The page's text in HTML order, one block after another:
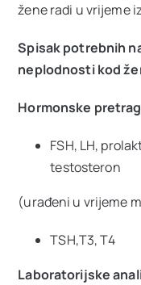
žene radi u vrijeme
Spisak potrebnih
neplodnosti kod
Hormonske
FSH, LH,
testosteron
(urađeni u vrijeme
TSH,T3, T4
Laboratorijske